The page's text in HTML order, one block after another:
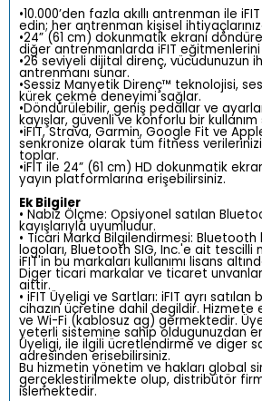
•10.000’den fazla akıllı antrenman ile
edin; her antrenman kişisel
•24” (61 cm) dokunmatik ekranı
diğer antrenmanlarda iFIT
•26 seviyeli dijital direnç, vücudunuzun
antrenmanı sunar.
•Sessiz Manyetik Direnç™ teknolojisi,
kürek çekme deneyimi sağlar.
•Döndürülebilir, geniş pedallar ve
kayışlar, güvenli ve konforlu bir kullanım
•iFIT, Strava, Garmin, Google Fit ve
senkronize olarak tüm fitness
toplar.
•iFIT ile 24” (61 cm) HD dokunmatik
yayın platformlarına erişebilirsiniz.
Ek Bilgiler
• Nabız Ölçme: Opsiyonel satılan
kayışlarıyla uyumludur.
• Ticari Marka Bilgilendirmesi: Bluetooth
logoları, Bluetooth SIG, Inc.'e ait tescilli
iFIT'in bu markaları kullanımı lisans
Diger ticari markalar ve ticaret
aittir.
• iFIT Üyeligi ve Sartları: iFIT ayrı
cihazın ücretine dahil degildir. Hizmete
ve Wi-Fi (kablosuz ag) germektedir.
yeterli sistemine sahip oldugunuzdan
Üyeligi, ile ilgili ücretlendirme ve diger
adresinden erisebilirsiniz.
Bu hizmetin yönetim ve hakları global
gerçeklestirilmekte olup, distribütör
islemektedir.